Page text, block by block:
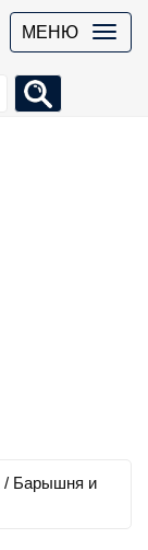
МЕНЮ
/ Барышня и